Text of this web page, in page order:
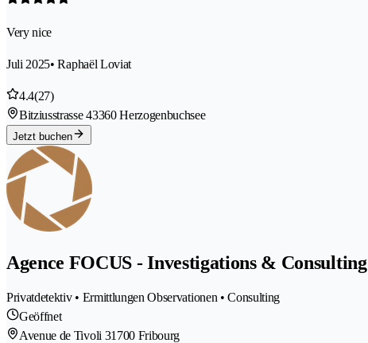
Very nice
Juli 2025• Raphaël Loviat
4.4(27)
Bitziusstrasse 43360 Herzogenbuchsee
Jetzt buchen
Agence FOCUS - Investigations & Consulting
Privatdetektiv • Ermittlungen Observationen • Consulting
Geöffnet
Avenue de Tivoli 31700 Fribourg